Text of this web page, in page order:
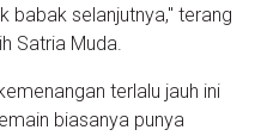
babak selanjutnya," terang
Satria Muda.
terlalu jauh ini
biasanya punya